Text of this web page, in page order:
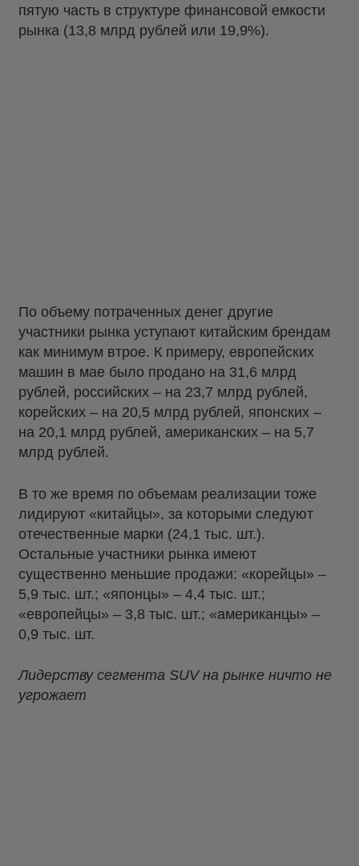
пятую часть в структуре финансовой емкости
рынка (13,8 млрд рублей или 19,9%).
По объему потраченных денег другие
участники рынка уступают китайским брендам
как минимум втрое. К примеру, европейских
машин в мае было продано на 31,6 млрд
рублей, российских – на 23,7 млрд рублей,
корейских – на 20,5 млрд рублей, японских –
на 20,1 млрд рублей, американских – на 5,7
млрд рублей.
В то же время по объемам реализации тоже
лидируют «китайцы», за которыми следуют
отечественные марки (24,1 тыс. шт.).
Остальные участники рынка имеют
существенно меньшие продажи: «корейцы» –
5,9 тыс. шт.; «японцы» – 4,4 тыс. шт.;
«европейцы» – 3,8 тыс. шт.; «американцы» –
0,9 тыс. шт.
Лидерству сегмента SUV на рынке ничто не
угрожает